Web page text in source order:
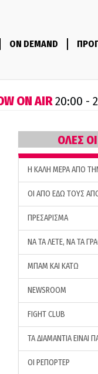
ON DEMAND
ON AIR20:00 -
ΟΛΕΣ
H ΚΑΛΗ ΜΕΡΑ ΑΠΟ
ΟΙ ΑΠΟ ΕΔΩ ΤΟΥΣ
ΠΡΕΣΑΡΙΣΜΑ
ΝΑ ΤΑ ΛΕΤΕ, ΝΑ ΤΑ
ΜΠΑΜ ΚΑΙ ΚΑΤΩ
NEWSROOM
FIGHT CLUB
ΤΑ ΔΙΑΜΑΝΤΙΑ ΕΙΝΑΙ
ΟΙ ΡΕΠΟΡΤΕΡ